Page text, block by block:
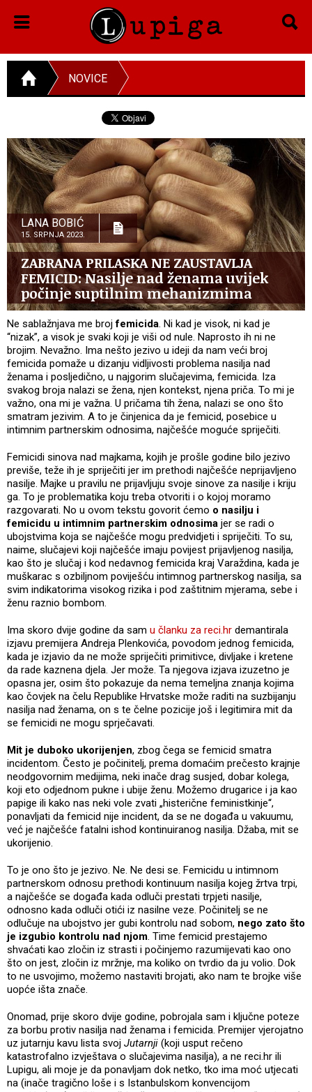
NOVICE
LANA BOBIĆ
15. SRPNJA 2023.
ZABRANA PRILASKA NE ZAUSTAVLJA
FEMICID: Nasilje nad ženama uvijek
počinje suptilnim mehanizmima
Ne sablažnjava me brojfemicida. Ni kad je visok, ni kad je
“nizak”, a visok je svaki koji je viši od nule. Naprosto ih ni ne
brojim. Nevažno. Ima nešto jezivo u ideji da nam veći broj
femicida pomaže u dizanju vidljivosti problema nasilja nad
ženama i posljedično, u najgorim slučajevima, femicida. Iza
svakog broja nalazi se žena, njen kontekst, njena priča. To mi je
važno, ona mi je važna. U pričama tih žena, nalazi se ono što
smatram jezivim. A to je činjenica da je femicid, posebice u
intimnim partnerskim odnosima, najčešće moguće spriječiti.
Femicidi sinova nad majkama, kojih je prošle godine bilo jezivo
previše, teže ih je spriječiti jer im prethodi najčešće neprijavljeno
nasilje. Majke u pravilu ne prijavljuju svoje sinove za nasilje i kriju
ga. To je problematika koju treba otvoriti i o kojoj moramo
razgovarati. No u ovom tekstu govorit ćemo o nasilju i
femicidu u intimnim partnerskim odnosima jer se radi o
ubojstvima koja se najčešće mogu predvidjeti i spriječiti. To su,
naime, slučajevi koji najčešće imaju povijest prijavljenog nasilja,
kao što je slučaj i kod nedavnog femicida kraj Varaždina, kada je
muškarac s ozbiljnom poviješću intimnog partnerskog nasilja, sa
svim indikatorima visokog rizika i pod zaštitnim mjerama, sebe i
ženu raznio bombom.
Ima skoro dvije godine da sam u članku za reci.hr demantirala
izjavu premijera Andreja Plenkovića, povodom jednog femicida,
kada je izjavio da ne može spriječiti primitivce, divljake i kretene
da rade kaznena djela. Jer može. Ta njegova izjava izuzetno je
opasna jer, osim što pokazuje da nema temeljna znanja kojima
kao čovjek na čelu Republike Hrvatske može raditi na suzbijanju
nasilja nad ženama, on s te čelne pozicije još i legitimira mit da
se femicidi ne mogu sprječavati.
Mit je duboko ukorijenjen, zbog čega se femicid smatra
incidentom. Često je počinitelj, prema domaćim prečesto krajnje
neodgovornim medijima, neki inače drag susjed, dobar kolega,
koji eto odjednom pukne i ubije ženu. Možemo drugarice i ja kao
papige ili kako nas neki vole zvati „histerične feministkinje“,
ponavljati da femicid nije incident, da se ne događa u vakuumu,
već je najčešće fatalni ishod kontinuiranog nasilja. Džaba, mit se
ukorijenio.
To je ono što je jezivo. Ne. Ne desi se. Femicidu u intimnom
partnerskom odnosu prethodi kontinuum nasilja kojeg žrtva trpi,
a najčešće se događa kada odluči prestati trpjeti nasilje,
odnosno kada odluči otići iz nasilne veze. Počinitelj se ne
odlučuje na ubojstvo jer gubi kontrolu nad sobom, nego zato što
je izgubio kontrolu nad njom. Time femicid prestajemo
shvaćati kao zločin iz strasti i počinjemo razumijevati kao ono
što on jest, zločin iz mržnje, ma koliko on tvrdio da ju volio. Dok
to ne usvojimo, možemo nastaviti brojati, ako nam te brojke više
uopće išta znače.
Onomad, prije skoro dvije godine, pobrojala sam i ključne poteze
za borbu protiv nasilja nad ženama i femicida. Premijer vjerojatno
uz jutarnju kavu lista svoj Jutarnji (koji usput rečeno
katastrofalno izvještava o slučajevima nasilja), a ne reci.hr ili
Lupigu, ali moje je da ponavljam dok netko, tko ima moć utjecati
na (inače tragično loše i s Istanbulskom konvencijom